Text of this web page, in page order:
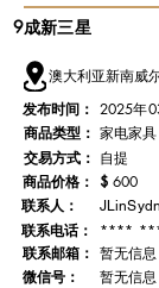
9成新三星
澳大利亚新南威
发布时间： 2025年
​商品类型： 家电家具
交易方式： 自提
​商品价格： $600
联系人：
联系电话： ****
​联系邮箱： 暂无信息
微信号：
暂无信息